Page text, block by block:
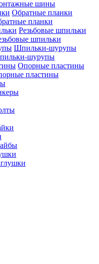
шины
Обратные планки
планки
Резьбовые шпильки
шпильки
Шпильки-шурупы
шурупы
Опорные пластины
пластины